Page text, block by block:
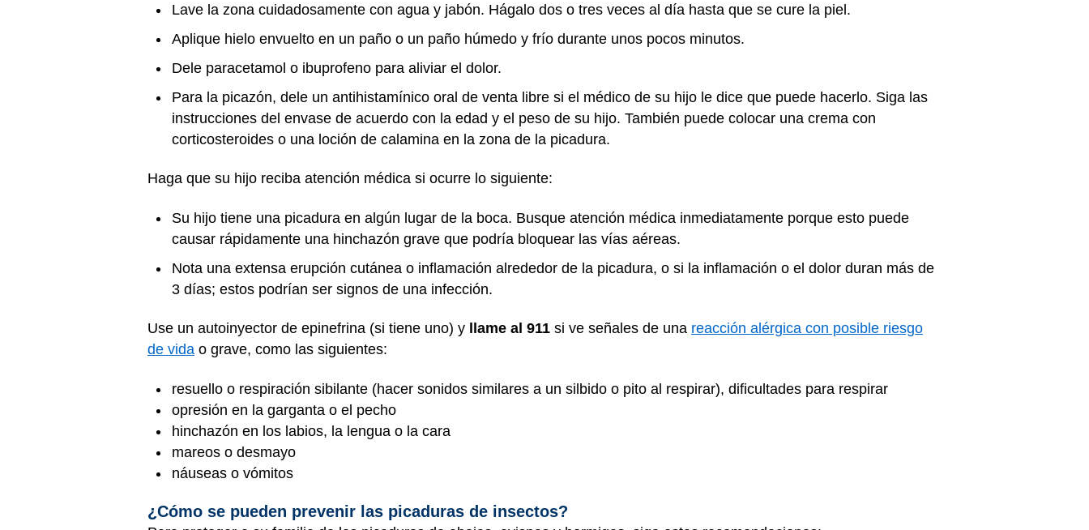
Lave la zona cuidadosamente con agua y jabón. Hágalo dos o tres veces al día hasta que se cure la piel.
Aplique hielo envuelto en un paño o un paño húmedo y frío durante unos pocos minutos.
Dele paracetamol o ibuprofeno para aliviar el dolor.
Para la picazón, dele un antihistamínico oral de venta libre si el médico de su hijo le dice que puede hacerlo. Siga las
instrucciones del envase de acuerdo con la edad y el peso de su hijo. También puede colocar una crema con
corticosteroides o una loción de calamina en la zona de la picadura.
Haga que su hijo reciba atención médica si ocurre lo siguiente:
Su hijo tiene una picadura en algún lugar de la boca. Busque atención médica inmediatamente porque esto puede
causar rápidamente una hinchazón grave que podría bloquear las vías aéreas.
Nota una extensa erupción cutánea o inflamación alrededor de la picadura, o si la inflamación o el dolor duran más de
3 días; estos podrían ser signos de una infección.
Use un autoinyector de epinefrina (si tiene uno) y llame al 911 si ve señales de una reacción alérgica con posible riesgo
de vida o grave, como las siguientes:
resuello o respiración sibilante (hacer sonidos similares a un silbido o pito al respirar), dificultades para respirar
opresión en la garganta o el pecho
hinchazón en los labios, la lengua o la cara
mareos o desmayo
náuseas o vómitos
¿Cómo se pueden prevenir las picaduras de insectos?